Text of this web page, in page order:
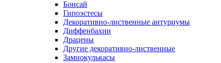
Бонсай
Гипоэстесы
Декоративно-лиственные антуриумы
Диффенбахии
Драцены
Другие декоративно-лиственные
Замиокулькасы